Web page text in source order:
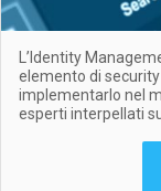
L’Identity
elemento di
implementarlo nel
esperti interpellati